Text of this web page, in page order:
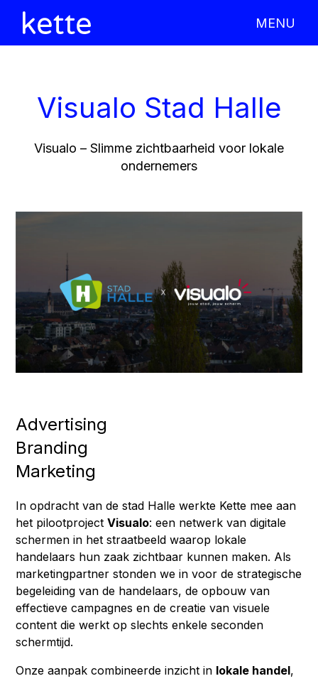
MENU
Visualo Stad Halle
Visualo – Slimme zichtbaarheid voor lokale
ondernemers
Advertising
Branding
Marketing
In opdracht van de stad Halle werkte Kette mee aan
het pilootprojectVisualo: een netwerk van digitale
schermen in het straatbeeld waarop lokale
handelaars hun zaak zichtbaar kunnen maken. Als
marketingpartner stonden we in voor de strategische
begeleiding van de handelaars, de opbouw van
effectieve campagnes en de creatie van visuele
content die werkt op slechts enkele seconden
schermtijd.
Onze aanpak combineerde inzicht in lokale handel,